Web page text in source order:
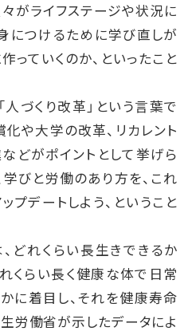
がライフステージや状況に
につけるために学び直しが
っていくのか、といったこと
づくり改革」という言葉で
や大学の改革、リカレント
どがポイントとして挙げら
学びと労働のあり方を、これ
プデートしよう、ということ
どれくらい長生きできるか
れくらい長く健康な体で日常
に着目し、それを健康寿命
労働省が示したデータによ